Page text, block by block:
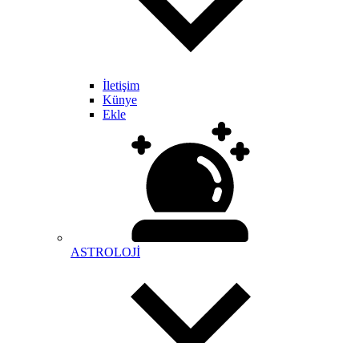
İletişim
Künye
Ekle
ASTROLOJİ